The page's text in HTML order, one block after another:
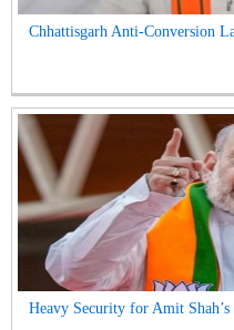
Chhattisgarh Anti-Conversion
Heavy Security for Amit